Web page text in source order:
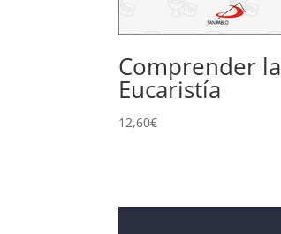
Comprender la
Eucaristía
12,60€